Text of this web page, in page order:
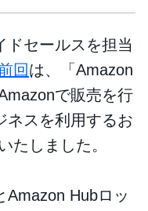
ドセールスを担当
回は、「Amazon
で販売を行
ネスを利用するお
たしました。
Amazon Hubロッ